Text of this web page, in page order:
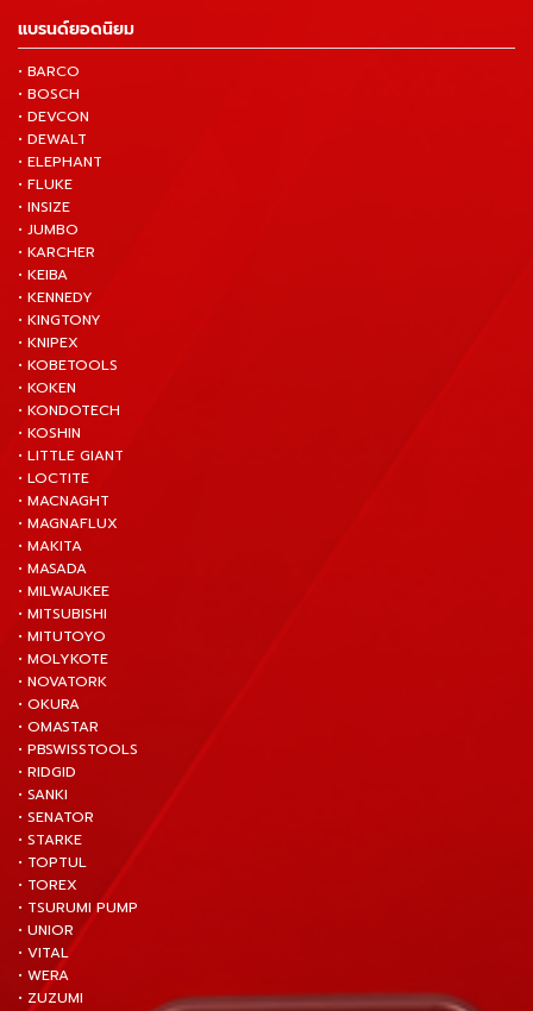
แบรนด์ยอดนิยม
• BARCO
• BOSCH
• DEVCON
• DEWALT
• ELEPHANT
• FLUKE
• INSIZE
• JUMBO
• KARCHER
• KEIBA
• KENNEDY
• KINGTONY
• KNIPEX
• KOBETOOLS
• KOKEN
• KONDOTECH
• KOSHIN
• LITTLE GIANT
• LOCTITE
• MACNAGHT
• MAGNAFLUX
• MAKITA
• MASADA
• MILWAUKEE
• MITSUBISHI
• MITUTOYO
• MOLYKOTE
• NOVATORK
• OKURA
• OMASTAR
• PBSWISSTOOLS
• RIDGID
• SANKI
• SENATOR
• STARKE
• TOPTUL
• TOREX
• TSURUMI PUMP
• UNIOR
• VITAL
• WERA
• ZUZUMI